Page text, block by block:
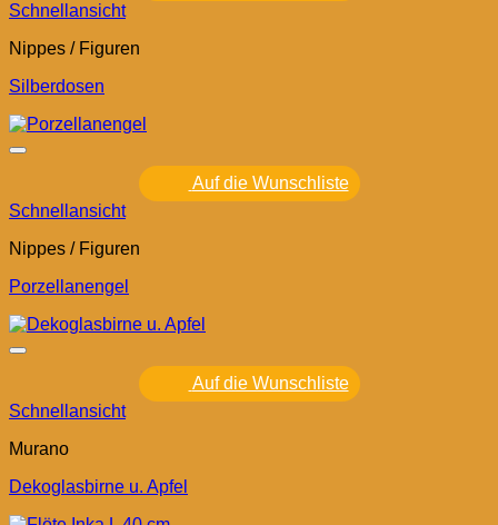
Schnellansicht
Nippes / Figuren
Silberdosen
Auf die Wunschliste
Schnellansicht
Nippes / Figuren
Porzellanengel
Auf die Wunschliste
Schnellansicht
Murano
Dekoglasbirne u. Apfel